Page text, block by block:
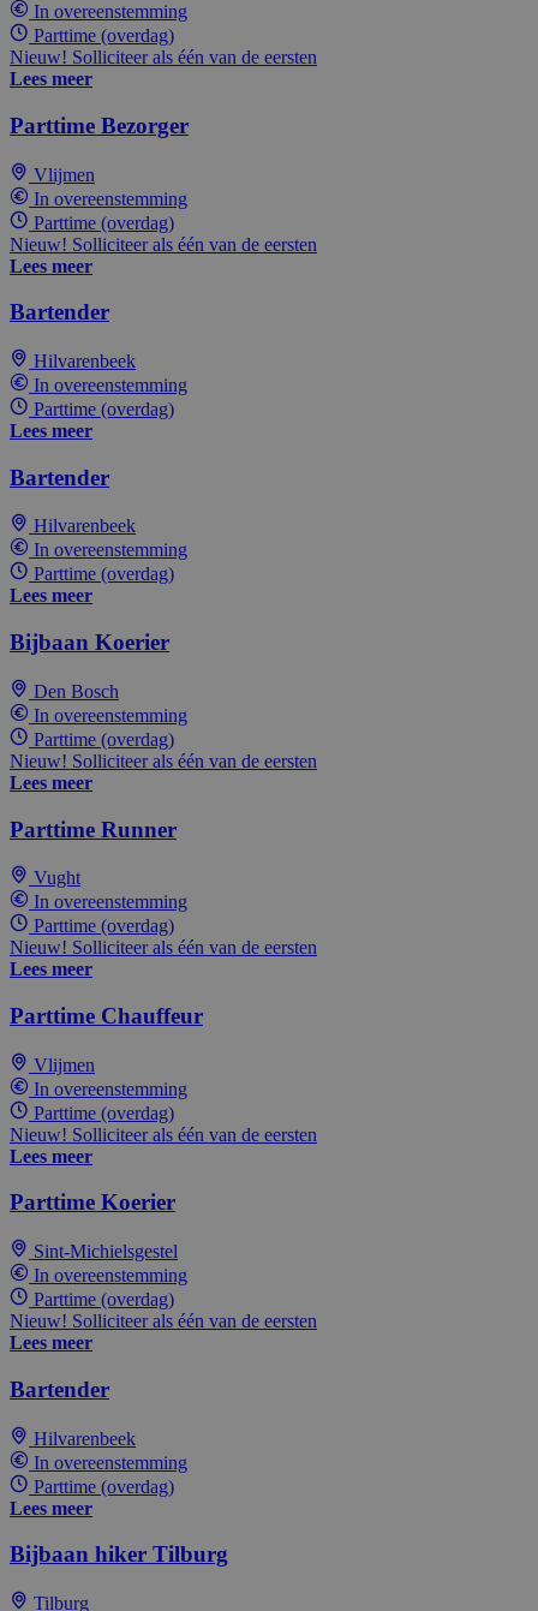
In overeenstemming
Parttime (overdag)
Nieuw! Solliciteer als één van de eersten
Lees meer
Parttime Bezorger
Vlijmen
In overeenstemming
Parttime (overdag)
Nieuw! Solliciteer als één van de eersten
Lees meer
Bartender
Hilvarenbeek
In overeenstemming
Parttime (overdag)
Lees meer
Bartender
Hilvarenbeek
In overeenstemming
Parttime (overdag)
Lees meer
Bijbaan Koerier
Den Bosch
In overeenstemming
Parttime (overdag)
Nieuw! Solliciteer als één van de eersten
Lees meer
Parttime Runner
Vught
In overeenstemming
Parttime (overdag)
Nieuw! Solliciteer als één van de eersten
Lees meer
Parttime Chauffeur
Vlijmen
In overeenstemming
Parttime (overdag)
Nieuw! Solliciteer als één van de eersten
Lees meer
Parttime Koerier
Sint-Michielsgestel
In overeenstemming
Parttime (overdag)
Nieuw! Solliciteer als één van de eersten
Lees meer
Bartender
Hilvarenbeek
In overeenstemming
Parttime (overdag)
Lees meer
Bijbaan hiker Tilburg
Tilburg